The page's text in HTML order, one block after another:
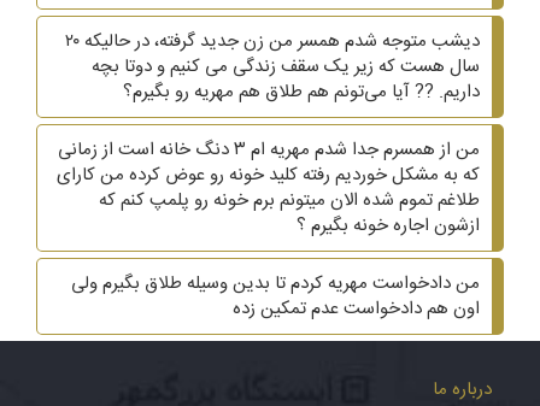
دیشب متوجه شدم همسر من زن جدید گرفته، در حالیکه ۲۰
سال هست که زیر یک سقف زندگی می کنیم و دوتا بچه
داریم. ?? آیا می‌تونم هم طلاق هم مهریه رو بگیرم؟
من از همسرم جدا شدم مهریه ام ۳ دنگ خانه است از زمانی
که به مشکل خوردیم رفته کلید خونه رو عوض کرده من کارای
طلاغم تموم شده الان میتونم برم خونه رو پلمپ کنم که
ازشون اجاره خونه بگیرم ؟
من دادخواست مهریه کردم تا بدین وسیله طلاق بگیرم ولی
اون هم دادخواست عدم تمکین زده
درباره ما